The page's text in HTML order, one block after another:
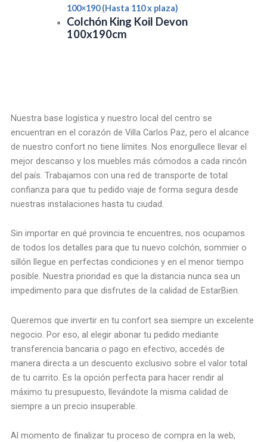
100×190 (Hasta 110 x plaza)
Colchón King Koil Devon
100x190cm
Nuestra base logística y nuestro local del centro se
encuentran en el corazón de Villa Carlos Paz, pero el alcance
de nuestro confort no tiene límites. Nos enorgullece llevar el
mejor descanso y los muebles más cómodos a cada rincón
del país. Trabajamos con una red de transporte de total
confianza para que tu pedido viaje de forma segura desde
nuestras instalaciones hasta tu ciudad.
Sin importar en qué provincia te encuentres, nos ocupamos
de todos los detalles para que tu nuevo colchón, sommier o
sillón llegue en perfectas condiciones y en el menor tiempo
posible. Nuestra prioridad es que la distancia nunca sea un
impedimento para que disfrutes de la calidad de EstarBien.
Queremos que invertir en tu confort sea siempre un excelente
negocio. Por eso, al elegir abonar tu pedido mediante
transferencia bancaria o pago en efectivo, accedés de
manera directa a un descuento exclusivo sobre el valor total
de tu carrito. Es la opción perfecta para hacer rendir al
máximo tu presupuesto, llevándote la misma calidad de
siempre a un precio insuperable.
Al momento de finalizar tu proceso de compra en la web,